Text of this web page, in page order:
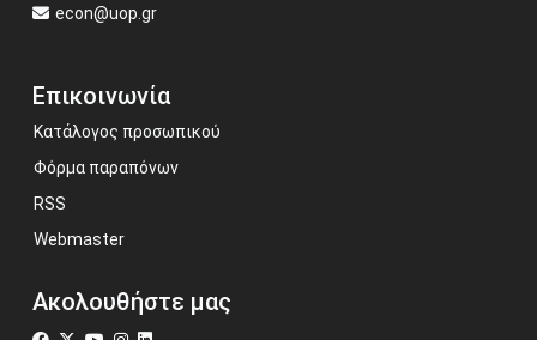
econ@uop.gr
Επικοινωνία
Κατάλογος προσωπικού
Φόρμα παραπόνων
RSS
Webmaster
Ακολουθήστε μας